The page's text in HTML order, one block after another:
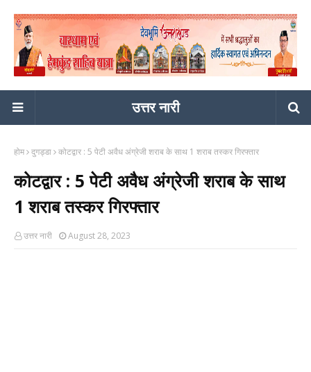
उत्तर नारी
होम दुगड्डा कोटद्वार : 5 पेटी अवैध अंग्रेजी शराब के साथ 1 शराब तस्कर गिरफ्तार
कोटद्वार : 5 पेटी अवैध अंग्रेजी शराब के साथ
1 शराब तस्कर गिरफ्तार
उत्तर नारी August 28, 2023